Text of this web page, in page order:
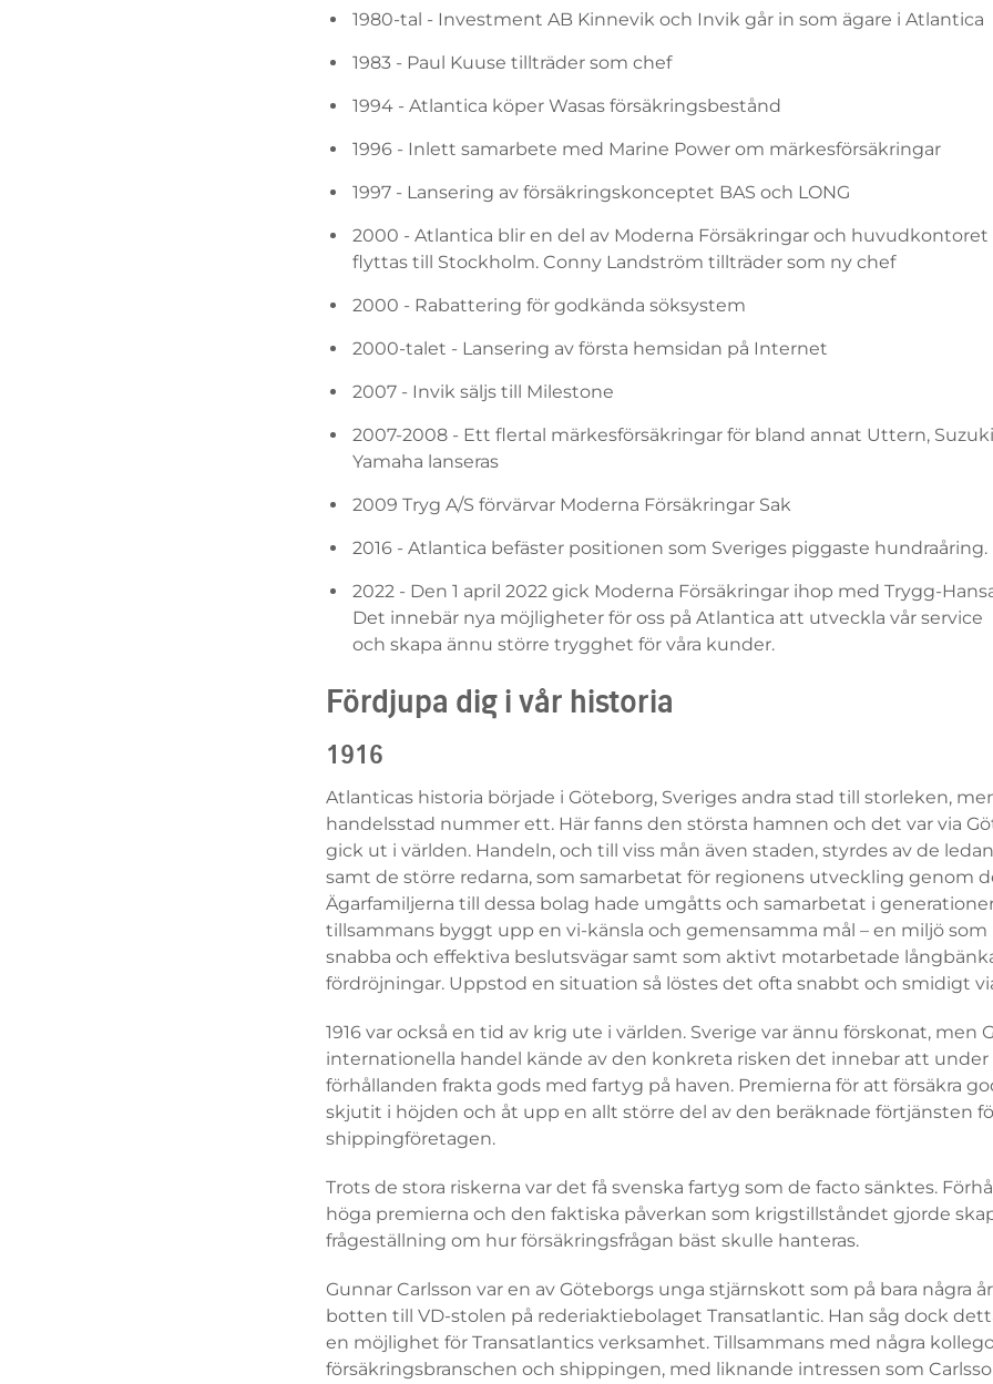
1980-tal - Investment AB Kinnevik och Invik går in som ägare i Atlantica
1983 - Paul Kuuse tillträder som chef
1994 - Atlantica köper Wasas försäkringsbestånd
1996 - Inlett samarbete med Marine Power om märkesförsäkringar
1997 - Lansering av försäkringskonceptet BAS och LONG
2000 - Atlantica blir en del av Moderna Försäkringar och huvudkontoret
flyttas till Stockholm. Conny Landström tillträder som ny chef
2000 - Rabattering för godkända söksystem
2000-talet - Lansering av första hemsidan på Internet
2007 - Invik säljs till Milestone
2007-2008 - Ett flertal märkesförsäkringar för bland annat Uttern,
Yamaha lanseras
2009 Tryg A/S förvärvar Moderna Försäkringar Sak
2016 - Atlantica befäster positionen som Sveriges piggaste hundraåring.
2022 - Den 1 april 2022 gick Moderna Försäkringar ihop med Trygg-
Det innebär nya möjligheter för oss på Atlantica att utveckla vår service
och skapa ännu större trygghet för våra kunder.
Fördjupa dig i vår historia
1916
Atlanticas historia började i Göteborg, Sveriges andra stad till storleken,
handelsstad nummer ett. Här fanns den största hamnen och det var via
gick ut i världen. Handeln, och till viss mån även staden, styrdes av de
samt de större redarna, som samarbetat för regionens utveckling genom
Ägarfamiljerna till dessa bolag hade umgåtts och samarbetat i
tillsammans byggt upp en vi-känsla och gemensamma mål – en miljö som
snabba och effektiva beslutsvägar samt som aktivt motarbetade
fördröjningar. Uppstod en situation så löstes det ofta snabbt och smidigt
1916 var också en tid av krig ute i världen. Sverige var ännu förskonat, men
internationella handel kände av den konkreta risken det innebar att under
förhållanden frakta gods med fartyg på haven. Premierna för att försäkra
skjutit i höjden och åt upp en allt större del av den beräknade förtjänsten
shippingföretagen.
Trots de stora riskerna var det få svenska fartyg som de facto sänktes.
höga premierna och den faktiska påverkan som krigstillståndet gjorde
frågeställning om hur försäkringsfrågan bäst skulle hanteras.
Gunnar Carlsson var en av Göteborgs unga stjärnskott som på bara några
botten till VD-stolen på rederiaktiebolaget Transatlantic. Han såg dock
en möjlighet för Transatlantics verksamhet. Tillsammans med några
försäkringsbranschen och shippingen, med liknande intressen som